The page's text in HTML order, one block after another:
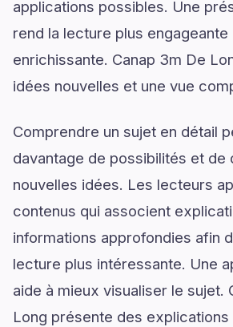
applications possibles. Une
rend la lecture plus engageante
enrichissante. Canap 3m De
idées nouvelles et une vue
Comprendre un sujet en détail
davantage de possibilités et de
nouvelles idées. Les lecteurs
contenus qui associent
informations approfondies afin
lecture plus intéressante. Une
aide à mieux visualiser le sujet.
Long présente des